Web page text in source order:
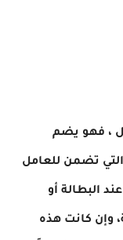
، فهو يضم
التي تضمن للعامل
البطالة أو
وإن كانت هذه